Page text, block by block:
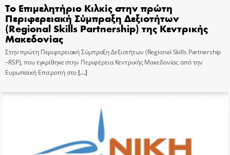
Το Επιμελητήριο Κιλκίς στην πρώτη
Περιφερειακή Σύμπραξη Δεξιοτήτων
(Regional Skills Partnership) της Κεντρικής
Μακεδονίας
Στην πρώτη Περιφερειακή Σύμπραξη Δεξιοτήτων (Regional Skills Partnership
–RSP), που εγκρίθηκε στην Περιφέρεια Κεντρικής Μακεδονίας από την
Ευρωπαϊκή Επιτροπή στο[…]